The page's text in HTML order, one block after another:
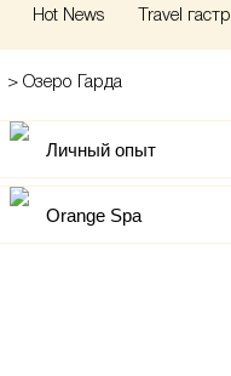
Hot News Travel
> Озеро Гарда
Личный опыт
Orange Spa